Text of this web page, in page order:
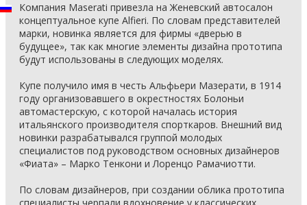
Компания Maserati привезла на Женевский автосалон
концептуальное купе Alfieri. По словам представителей
марки, новинка является для фирмы «дверью в
будущее», так как многие элементы дизайна прототипа
будут использованы в следующих моделях.
Купе получило имя в честь Альфьери Мазерати, в 1914
году организовавшего в окрестностях Болоньи
автомастерскую, с которой началась история
итальянского производителя спорткаров. Внешний вид
новинки разрабатывался группой молодых
специалистов под руководством основных дизайнеров
«Фиата» – Марко Тенкони и Лоренцо Рамачиотти.
По словам дизайнеров, при создании облика прототипа